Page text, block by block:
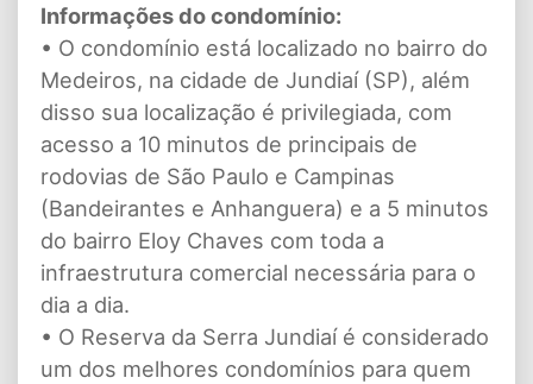
Informações do condomínio:
• O condomínio está localizado no bairro do
Medeiros, na cidade de Jundiaí (SP), além
disso sua localização é privilegiada, com
acesso a 10 minutos de principais de
rodovias de São Paulo e Campinas
(Bandeirantes e Anhanguera) e a 5 minutos
do bairro Eloy Chaves com toda a
infraestrutura comercial necessária para o
dia a dia.
• O Reserva da Serra Jundiaí é considerado
um dos melhores condomínios para quem